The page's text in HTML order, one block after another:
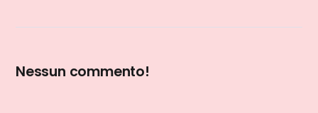
Nessun commento!